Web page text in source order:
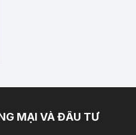
MẠI VÀ ĐẦU TƯ